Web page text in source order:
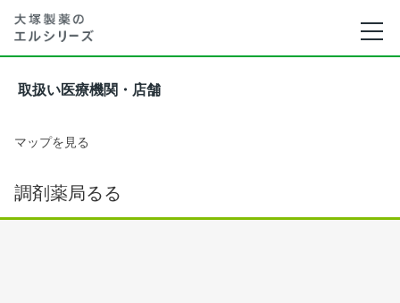
取扱い医療機関・店舗
マップを見る
調剤薬局るる